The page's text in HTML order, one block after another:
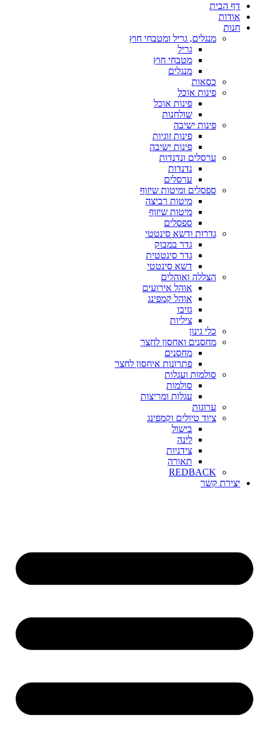
דף הבית
אודות
חנות
מנגלים, גריל ומטבחי חוץ
גריל
מטבחי חוץ
מנגלים
כסאות
פינות אוכל
פינות אוכל
שולחנות
פינות ישיבה
פינות זוגיות
פינות ישיבה
ערסלים ונדנדות
נדנדות
ערסלים
ספסלים ומיטות שיזוף
מיטות רביצה
מיטות שיזוף
ספסלים
גדרות ודשא סינטטי
גדר במבוק
גדר סינטטית
דשא סינטטי
הצללה ואוהלים
אוהל אירועים
אוהל קמפינג
גזיבו
ציליות
כלי גינון
מחסנים ואחסון לחצר
מחסנים
פתרונות איחסון לחצר
סולמות ועגלות
סולמות
עגלות ומריצות
ערוגות
ציוד טיולים וקמפינג
בישול
לינה
צידניות
תאורה
REDBACK
יצירת קשר